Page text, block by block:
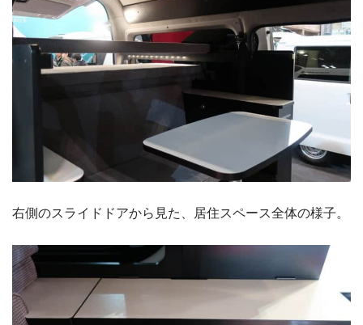
右側のスライドドアから見た、居住スペース全体の様子。